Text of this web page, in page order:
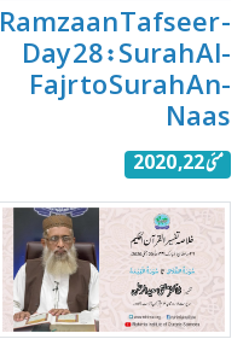
Ramzaan Tafseer -
Day 28 : Surah Al-
Fajr to Surah An-
Naas
مئی 22, 2020